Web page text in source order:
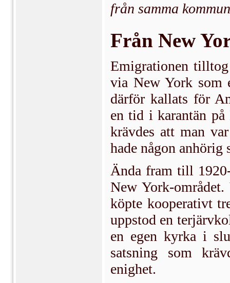
från samma
Från New
Emigrationen
via New York som
därför kallats för
en tid i karantän
krävdes att man
hade någon
Ända fram till
New York-
köpte kooperativt
uppstod en
en egen kyrka i
satsning som
enighet.